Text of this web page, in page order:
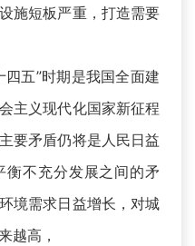
施短板严重，打造需要
五”时期是我国全面建
主义现代化国家新征程
要矛盾仍将是人民日益
衡不充分发展之间的矛
境需求日益增长，对城
越高，